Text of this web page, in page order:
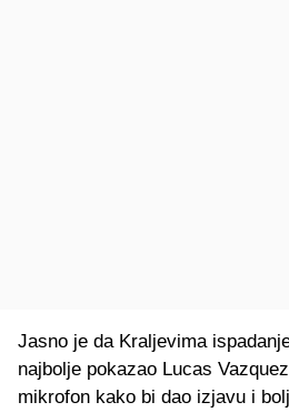
Jasno je da Kraljevima
najbolje pokazao Lucas
mikrofon kako bi dao izjavu i